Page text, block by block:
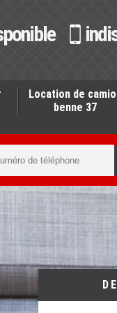
Location de
benne 37